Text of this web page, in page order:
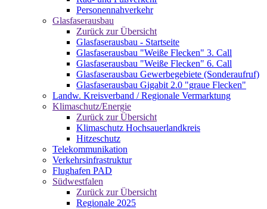
Personennahverkehr
Glasfaserausbau
Zurück zur Übersicht
Glasfaserausbau - Startseite
Glasfaserausbau "Weiße Flecken" 3. Call
Glasfaserausbau "Weiße Flecken" 6. Call
Glasfaserausbau Gewerbegebiete (Sonderaufruf)
Glasfaserausbau Gigabit 2.0 "graue Flecken"
Landw. Kreisverband / Regionale Vermarktung
Klimaschutz/Energie
Zurück zur Übersicht
Klimaschutz Hochsauerlandkreis
Hitzeschutz
Telekommunikation
Verkehrsinfrastruktur
Flughafen PAD
Südwestfalen
Zurück zur Übersicht
Regionale 2025